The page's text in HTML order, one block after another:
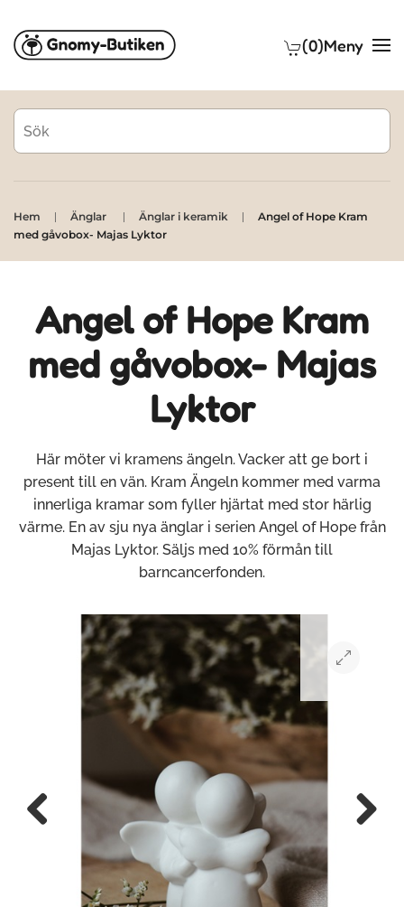
Skip to main content (0)Meny
Hem Änglar Änglar i keramik
Angel of Hope Kram
med gåvobox- Majas Lyktor
Angel of Hope Kram
med gåvobox- Majas
Lyktor
Här möter vi kramens ängeln. Vacker att ge bort i
present till en vän. Kram Ängeln kommer med varma
innerliga kramar som fyller hjärtat med stor härlig
värme. En av sju nya änglar i serien Angel of Hope från
Majas Lyktor. Säljs med 10% förmån till
barncancerfonden.
Previous